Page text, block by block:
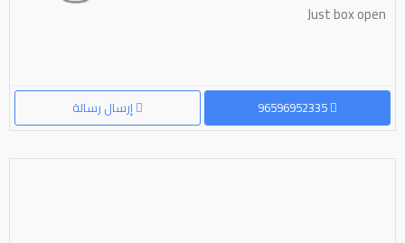
Just box open
إرسال رسالة